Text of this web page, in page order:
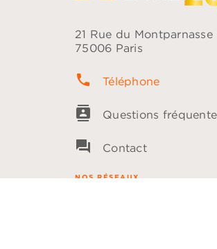
21 Rue du Montparnasse
75006 Paris
phone Téléphone
contacts Questions
question_answer Contact
NOS RÉSEAUX